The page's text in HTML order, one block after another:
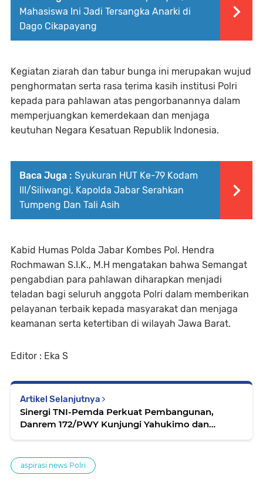
Mahasiswa Ini Jadi Tersangka Anarki di
Dago Cikapayang
Kegiatan ziarah dan tabur bunga ini merupakan wujud
penghormatan serta rasa terima kasih institusi Polri
kepada para pahlawan atas pengorbanannya dalam
memperjuangkan kemerdekaan dan menjaga
keutuhan Negara Kesatuan Republik Indonesia.
Baca Juga : Syukuran HUT Ke-79 Kodam
III/Siliwangi, Kapolda Jabar Serahkan
Tumpeng Dan Tali Asih
Kabid Humas Polda Jabar Kombes Pol. Hendra
Rochmawan S.I.K., M.H mengatakan bahwa Semangat
pengabdian para pahlawan diharapkan menjadi
teladan bagi seluruh anggota Polri dalam memberikan
pelayanan terbaik kepada masyarakat dan menjaga
keamanan serta ketertiban di wilayah Jawa Barat.
Editor : Eka S
Artikel Selanjutnya
Sinergi TNI-Pemda Perkuat Pembangunan,
Danrem 172/PWY Kunjungi Yahukimo dan
aspirasi news Polri